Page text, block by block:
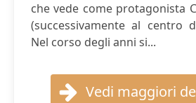
che vede come protagonista
(successivamente al centro
Nel corso degli anni si...
Vedi maggiori